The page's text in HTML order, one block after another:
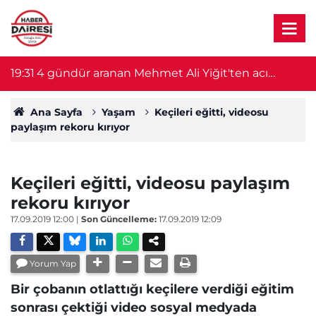
19:31 4 gündür aranan Mehmet Ali Yiğit'ten acı
haber! Cesedi serada bulundu
Ana Sayfa Yaşam
Keçileri eğitti, videosu
paylaşım rekoru kırıyor
Keçileri eğitti, videosu paylaşım
rekoru kırıyor
17.09.2019 12:00 | Son Güncelleme: 17.09.2019 12:09
Yorum Yap
Bir çobanın otlattığı keçilere verdiği eğitim
sonrası çektiği video sosyal medyada